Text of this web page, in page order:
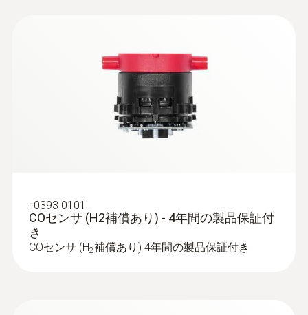
:0600 9740
ガス吸引用ホースと温度チャネルがバヨネ
: 0393 0101
COセンサ (H2補償あり) - 4年間の製品保証付
き
COセンサ (H2補償あり) 4年間の製品保証付き